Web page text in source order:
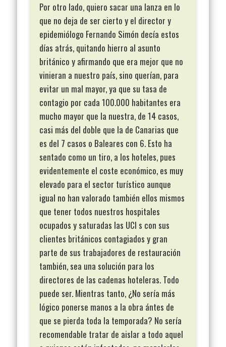
Por otro lado, quiero sacar una lanza en lo
que no deja de ser cierto y el director y
epidemiólogo Fernando Simón decía estos
días atrás, quitando hierro al asunto
británico y afirmando que era mejor que no
vinieran a nuestro país, sino querían, para
evitar un mal mayor, ya que su tasa de
contagio por cada 100.000 habitantes era
mucho mayor que la nuestra, de 14 casos,
casi más del doble que la de Canarias que
es del 7 casos o Baleares con 6. Esto ha
sentado como un tiro, a los hoteles, pues
evidentemente el coste económico, es muy
elevado para el sector turístico aunque
igual no han valorado también ellos mismos
que tener todos nuestros hospitales
ocupados y saturadas las UCI s con sus
clientes británicos contagiados y gran
parte de sus trabajadores de restauración
también, sea una solución para los
directores de las cadenas hoteleras. Todo
puede ser. Mientras tanto, ¿No sería más
lógico ponerse manos a la obra ántes de
que se pierda toda la temporada? No sería
recomendable tratar de aislar a todo aquel